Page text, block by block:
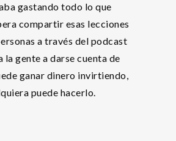
gastando todo lo que
compartir esas lecciones
a través del podcast
la gente a darse cuenta de
ganar dinero invirtiendo,
puede hacerlo.